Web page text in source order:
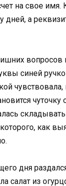
на свое имя.
дней, а
вопросов
синей
чуточку
как
дня
салат из